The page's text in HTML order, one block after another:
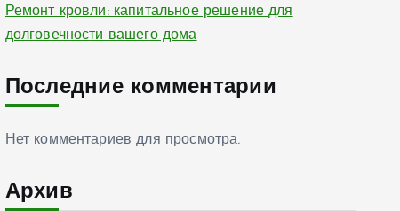
Ремонт кровли: капитальное решение для
долговечности вашего дома
Последние комментарии
Нет комментариев для просмотра.
Архив